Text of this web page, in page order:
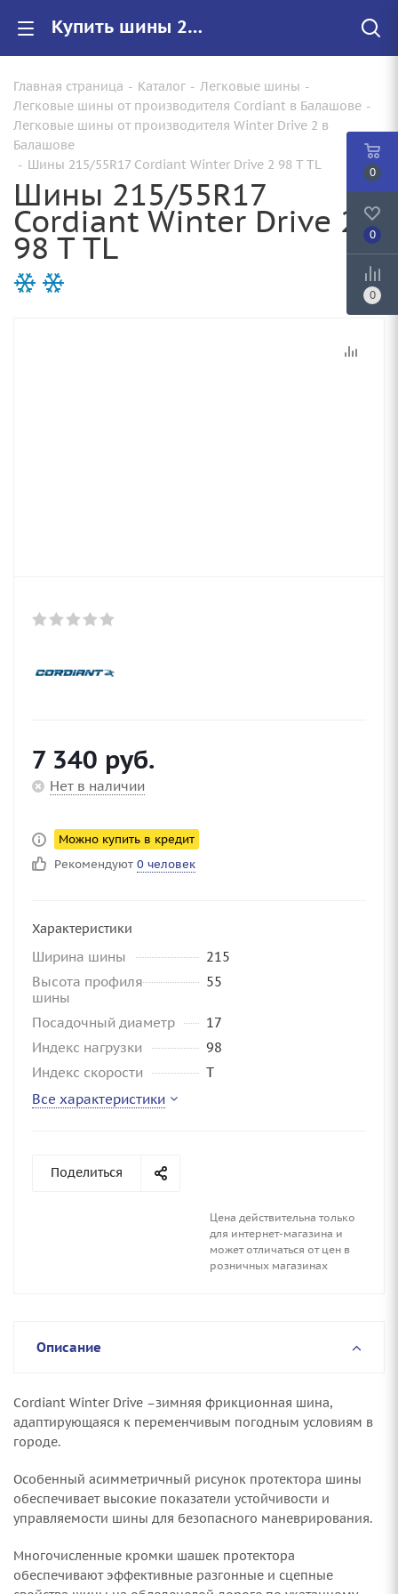
Купить шины 215/55R17 Cordiant Winter Drive 2 98 T TL |Арт.686207781 по цене от 7340.00 руб. в Балашове с доставкой
Главная страница - Каталог - Легковые шины -
Легковые шины от производителя Cordiant в Балашове -
Легковые шины от производителя Winter Drive 2 в
Балашове
- Шины 215/55R17 Cordiant Winter Drive 2 98 T TL
Шины 215/55R17
Cordiant Winter Drive 2
98 T TL
7 340 руб.
Нет в наличии
Можно купить в кредит
Рекомендуют 0 человек
Характеристики
Ширина шины
215
Высота профиля
шины
55
Посадочный диаметр
17
Индекс нагрузки
98
Индекс скорости
T
Все характеристики
Поделиться
Цена действительна только
для интернет-магазина и
может отличаться от цен в
розничных магазинах
Описание
Cordiant Winter Drive –зимняя фрикционная шина,
адаптирующаяся к переменчивым погодным условиям в
городе.
Особенный асимметричный рисунок протектора шины
обеспечивает высокие показатели устойчивости и
управляемости шины для безопасного маневрирования.
Многочисленные кромки шашек протектора
обеспечивают эффективные разгонные и сцепные
0
0
0